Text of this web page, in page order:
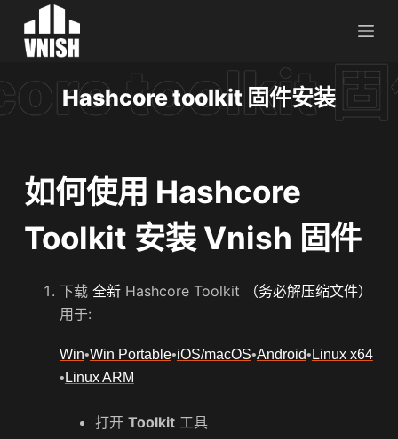
跳
过
容
Hashcore toolkit 固件安装
如何使用 Hashcore
Toolkit 安装 Vnish 固件
下载 全新Hashcore Toolkit
（务必解压缩文件）
用于:
Win•Win Portable•iOS/macOS•Android• Linux x64
• Linux ARM
打开 Toolkit工具